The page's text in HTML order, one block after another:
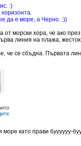
:)
да е море, а Черно. :))
от морски хора, че ако
линия на плажа, жесток
че се сбъдна. Първата
море като прави